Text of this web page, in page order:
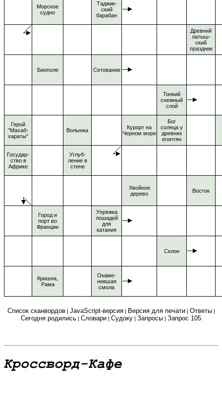
Морское
судно
Таджик-
ский
барабан
Древний
латыш-
ский
праздник
Биополе Сетование
Тонкий
снежный
слой
Герой
"Махаб-
хараты"
Волынка
Курорт на
Черном море
Бог
солнца у
древних
египтян
Государ-
ство в
Африке
Углуб-
ление в
стене
Хвойное
дерево
Восток
Город и
порт во
Франции
Упряжка
лошадей
для
катания
Склон
Кришна,
Рама
Окаме-
невшая
смола
Список сканвордов| JavaScript-версия| Версия для печати| Ответы|
Сегодня родились | Словари | Судоку | Запросы | Запрос 105